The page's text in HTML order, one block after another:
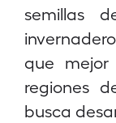
semillas
que
regiones
busca